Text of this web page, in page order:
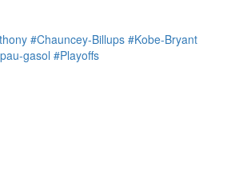
#Chauncey-Billups #Kobe-Bryant
gasol #Playoffs